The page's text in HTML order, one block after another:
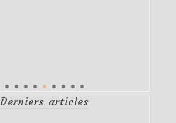
Derniers articles